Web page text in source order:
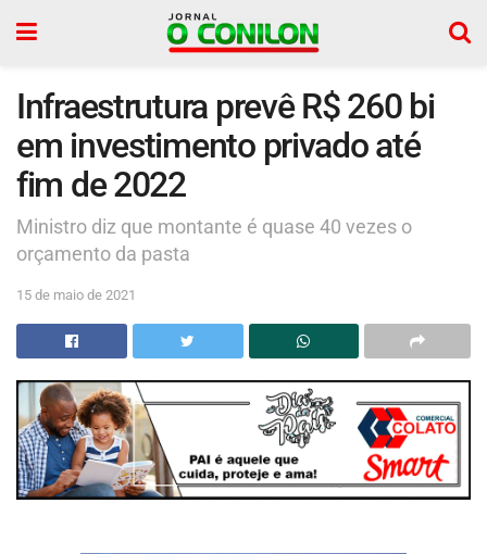
Infraestrutura prevê R$ 260 bi
em investimento privado até
fim de 2022
Ministro diz que montante é quase 40 vezes o
orçamento da pasta
15 de maio de 2021